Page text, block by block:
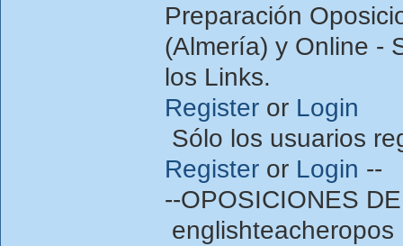
Preparación
(Almería) y Online -
los Links.
Register or Login
Sólo los usuarios
Register or Login --
--OPOSICIONES
englishteacheropos